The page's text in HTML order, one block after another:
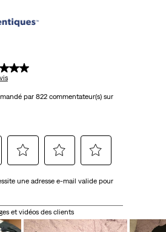
par 822 commentateur(s) sur
pour
3 étoiles
à
pour
4 étoiles
à
pour
à
une adresse e-mail valide pour
et vidéos des clients